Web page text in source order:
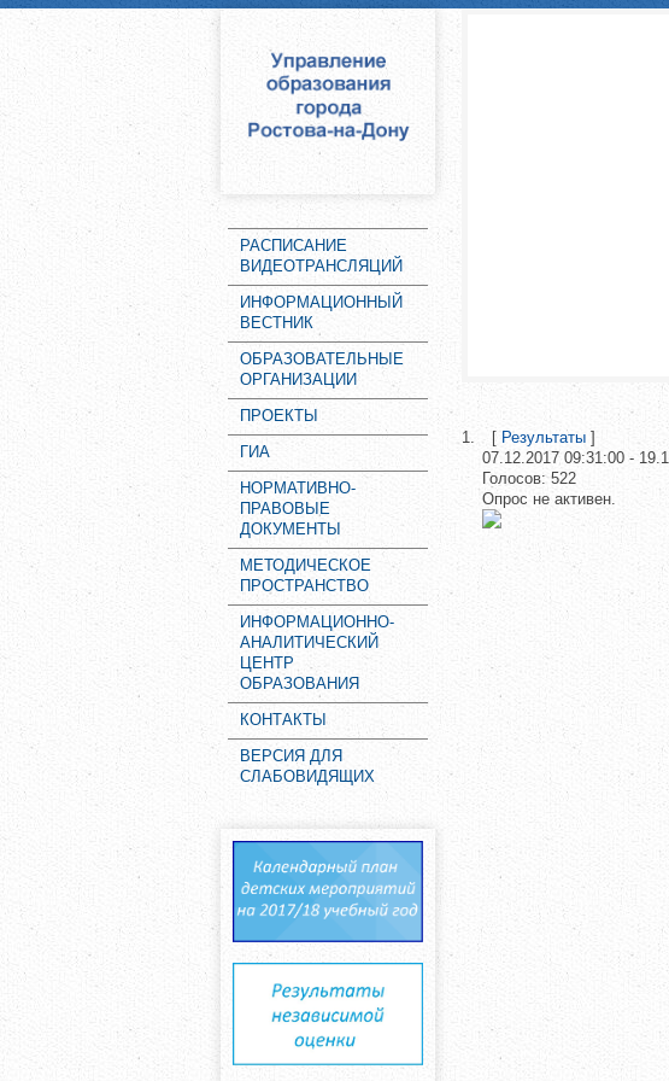
[ Результаты ]
07.12.2017 09:31:00 -
Голосов:522
Опрос не активен.
РАСПИСАНИЕ
ВИДЕОТРАНСЛЯЦИЙ
ИНФОРМАЦИОННЫЙ
ВЕСТНИК
ОБРАЗОВАТЕЛЬНЫЕ
ОРГАНИЗАЦИИ
ПРОЕКТЫ
ГИА
НОРМАТИВНО-
ПРАВОВЫЕ
ДОКУМЕНТЫ
МЕТОДИЧЕСКОЕ
ПРОСТРАНСТВО
ИНФОРМАЦИОННО-
АНАЛИТИЧЕСКИЙ
ЦЕНТР
ОБРАЗОВАНИЯ
КОНТАКТЫ
ВЕРСИЯ ДЛЯ
СЛАБОВИДЯЩИХ